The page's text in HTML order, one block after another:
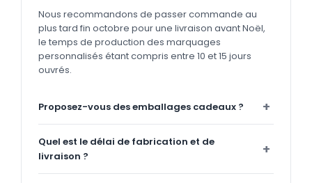
Nous recommandons de passer commande au
plus tard fin octobre pour une livraison avant Noël,
le temps de production des marquages
personnalisés étant compris entre 10 et 15 jours
ouvrés.
Proposez-vous des emballages cadeaux ?
Quel est le délai de fabrication et de
livraison ?